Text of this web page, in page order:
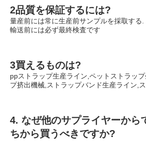
2品質を保証するには?
量産前には常に生産前サンプルを採取する.
輸送前には必ず最終検査です
3買えるものは?
ppストラップ生産ライン,ペットストラッ
プ挤出機械,ストラップバンド生産ライン,
4. なぜ他のサプライヤーから
ちから買うべきですか?